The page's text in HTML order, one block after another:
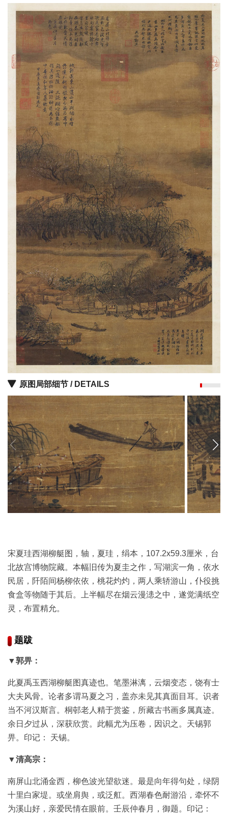
原图局部细节 / DETAILS
宋夏珪西湖柳艇图，轴，夏珪，绢本，107.2x59.3厘米，台
北故宫博物院藏。本幅旧传为夏圭之作，写湖滨一角，依水
民居，阡陌间杨柳依依，桃花灼灼，两人乘轿游山，仆役挑
食盒等物随于其后。上半幅尽在烟云漫漶之中，遂觉满纸空
灵，布置精允。
题跋
▼郭畀：
此夏禹玉西湖柳艇图真迹也。笔墨淋漓，云烟变态，饶有士
大夫风骨。论者多谓马夏之习，盖亦未见其真面目耳。识者
当不河汉斯言。桐邨老人精于赏鉴，所藏古书画多属真迹。
余日夕过从，深获欣赏。此幅尤为压卷，因识之。天锡郭
畀。印记： 天锡。
▼清高宗：
南屏山北涌金西，柳色波光望欲迷。最是向年得句处，绿阴
十里白家堤。或坐肩舆，或泛舡。西湖春色耐游沿，牵怀不
为溪山好，亲爱民情在眼前。壬辰仲春月，御题。印记：
清
油
油
画
高
清
版
画
版
画
家
高
水
彩
|
水
彩
画
家
高
清
素
描
素
描
画
家
艺
术
/
Artwork
铜
瓷
刻
文
具
玉
漆
器